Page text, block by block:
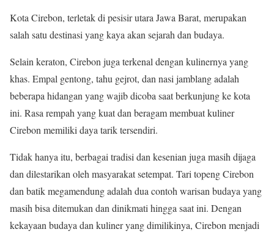
Kota Cirebon, terletak di pesisir utara Jawa Barat, merupakan
salah satu destinasi yang kaya akan sejarah dan budaya.
Selain keraton, Cirebon juga terkenal dengan kulinernya yang
khas. Empal gentong, tahu gejrot, dan nasi jamblang adalah
beberapa hidangan yang wajib dicoba saat berkunjung ke kota
ini. Rasa rempah yang kuat dan beragam membuat kuliner
Cirebon memiliki daya tarik tersendiri.
Tidak hanya itu, berbagai tradisi dan kesenian juga masih dijaga
dan dilestarikan oleh masyarakat setempat. Tari topeng Cirebon
dan batik megamendung adalah dua contoh warisan budaya yang
masih bisa ditemukan dan dinikmati hingga saat ini. Dengan
kekayaan budaya dan kuliner yang dimilikinya, Cirebon menjadi